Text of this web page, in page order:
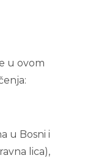
u ovom
u Bosni i
lica),